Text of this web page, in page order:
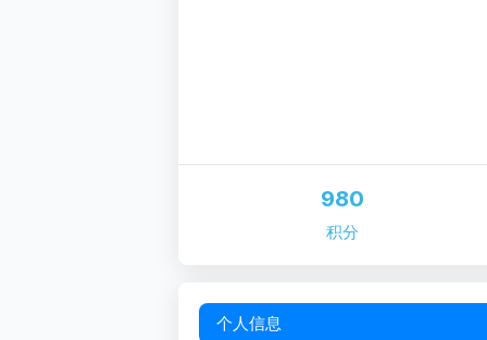
980
积分
个人信息